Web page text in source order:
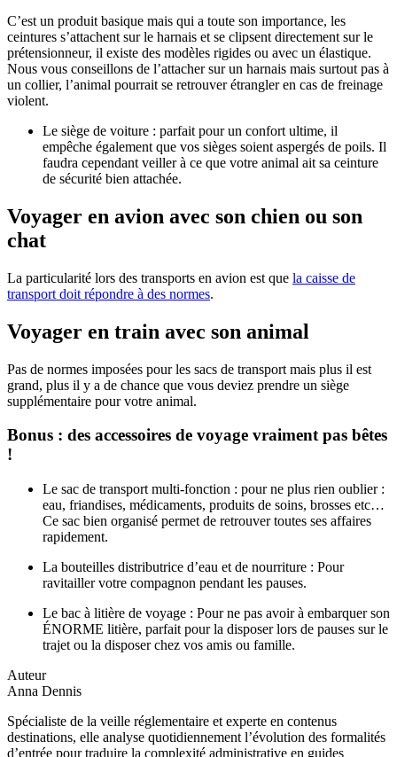
C’est un produit basique mais qui a toute son importance, les
ceintures s’attachent sur le harnais et se clipsent directement sur le
prétensionneur, il existe des modèles rigides ou avec un élastique.
Nous vous conseillons de l’attacher sur un harnais mais surtout pas à
un collier, l’animal pourrait se retrouver étrangler en cas de freinage
violent.
Le siège de voiture : parfait pour un confort ultime, il
empêche également que vos sièges soient aspergés de poils. Il
faudra cependant veiller à ce que votre animal ait sa ceinture
de sécurité bien attachée.
Voyager en avion avec son chien ou son
chat
La particularité lors des transports en avion est que la caisse de
transport doit répondre à des normes.
Voyager en train avec son animal
Pas de normes imposées pour les sacs de transport mais plus il est
grand, plus il y a de chance que vous deviez prendre un siège
supplémentaire pour votre animal.
Bonus : des accessoires de voyage vraiment pas bêtes
!
Le sac de transport multi-fonction : pour ne plus rien oublier :
eau, friandises, médicaments, produits de soins, brosses etc…
Ce sac bien organisé permet de retrouver toutes ses affaires
rapidement.
La bouteilles distributrice d’eau et de nourriture : Pour
ravitailler votre compagnon pendant les pauses.
Le bac à litière de voyage : Pour ne pas avoir à embarquer son
ÉNORME litière, parfait pour la disposer lors de pauses sur le
trajet ou la disposer chez vos amis ou famille.
Auteur
Anna Dennis
Spécialiste de la veille réglementaire et experte en contenus
destinations, elle analyse quotidiennement l’évolution des formalités
d’entrée pour traduire la complexité administrative en guides